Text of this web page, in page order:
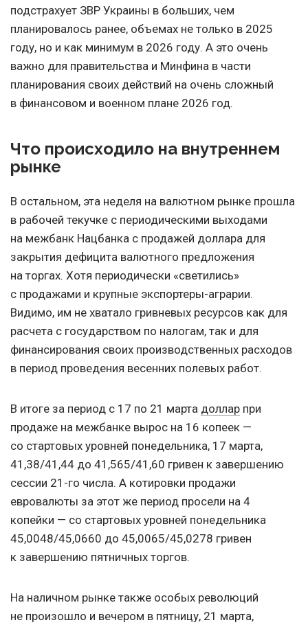
подстрахует ЗВР Украины в больших, чем
планировалось ранее, объемах не только в 2025
году, но и как минимум в 2026 году. А это очень
важно для правительства и Минфина в части
планирования своих действий на очень сложный
в финансовом и военном плане 2026 год.
Что происходило на внутреннем
рынке
В остальном, эта неделя на валютном рынке прошла
в рабочей текучке с периодическими выходами
на межбанк Нацбанка с продажей доллара для
закрытия дефицита валютного предложения
на торгах. Хотя периодически «светились»
с продажами и крупные экспортеры-аграрии.
Видимо, им не хватало гривневых ресурсов как для
расчета с государством по налогам, так и для
финансирования своих производственных расходов
в период проведения весенних полевых работ.
В итоге за период с 17 по 21 марта доллар при
продаже на межбанке вырос на 16 копеек —
со стартовых уровней понедельника, 17 марта,
41,38/41,44 до 41,565/41,60 гривен к завершению
сессии 21-го числа. А котировки продажи
евровалюты за этот же период просели на 4
копейки — со стартовых уровней понедельника
45,0048/45,0660 до 45,0065/45,0278 гривен
к завершению пятничных торгов.
На наличном рынке также особых революций
не произошло и вечером в пятницу, 21 марта,